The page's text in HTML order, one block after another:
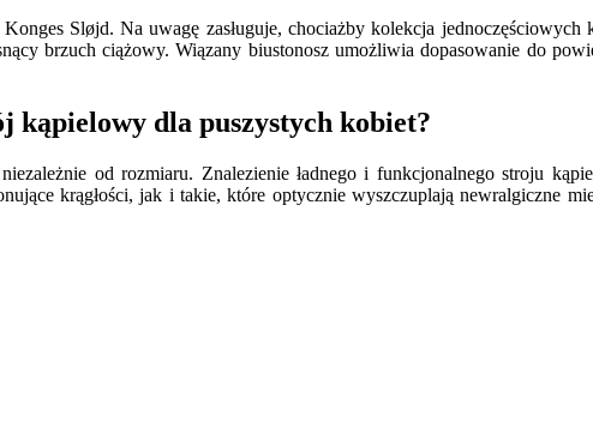
Sløjd. Na uwagę zasługuje, chociażby kolekcja jednoczęściowych
brzuch ciążowy. Wiązany biustonosz umożliwia dopasowanie do
kąpielowy dla puszystych kobiet?
od rozmiaru. Znalezienie ładnego i funkcjonalnego stroju
krągłości, jak i takie, które optycznie wyszczuplają newralgiczne